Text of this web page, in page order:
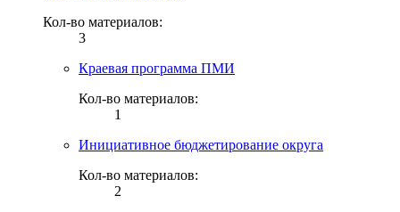
Кол-во материалов:
3
Краевая программа ПМИ
Кол-во материалов:
1
Инициативное бюджетирование округа
Кол-во материалов:
2